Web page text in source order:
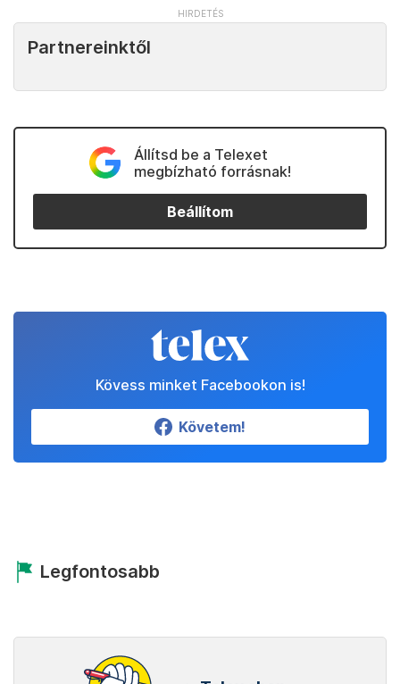
Partnereinktől
Állítsd be a Telexet
megbízható forrásnak!
Beállítom
Kövess minket Facebookon is!
Követem!
Legfontosabb